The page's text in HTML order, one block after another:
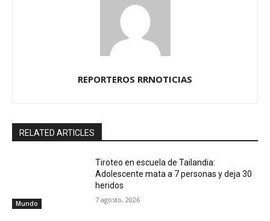
REPORTEROS RRNOTICIAS
RELATED ARTICLES
Mundo
Tiroteo en escuela de Tailandia:
Adolescente mata a 7 personas y deja 30
heridos
7 agosto, 2026